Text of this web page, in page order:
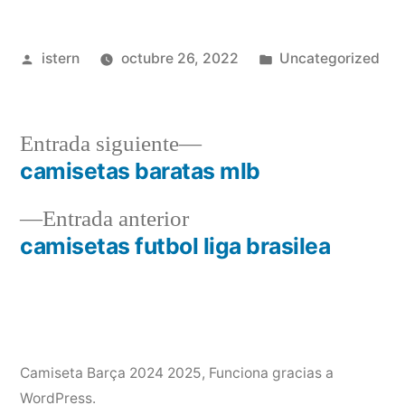
Publicado
istern octubre 26, 2022
Publicado
Uncategorized
Navegación
deEntrada anteriorEntrada
anterior:
camisetas futbol liga brasilea
Entrada siguiente
Entrada
siguiente:
camisetas baratas mlb
Camiseta Barça 2024 2025, Funciona gracias a
WordPress.